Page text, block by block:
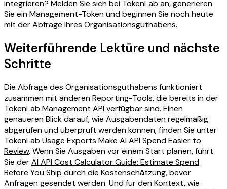
integrieren? Melden Sie sich bei TokenLab an, generieren
Sie ein Management-Token und beginnen Sie noch heute
mit der Abfrage Ihres Organisationsguthabens.
Weiterführende Lektüre und nächste
Schritte
Die Abfrage des Organisationsguthabens funktioniert
zusammen mit anderen Reporting-Tools, die bereits in der
TokenLab Management API verfügbar sind. Einen
genaueren Blick darauf, wie Ausgabendaten regelmäßig
abgerufen und überprüft werden können, finden Sie unter
TokenLab Usage Exports Make AI API Spend Easier to
Review. Wenn Sie Ausgaben vor einem Start planen, führt
Sie derAI API Cost Calculator Guide: Estimate Spend
Before You Ship durch die Kostenschätzung, bevor
Anfragen gesendet werden. Und für den Kontext, wie